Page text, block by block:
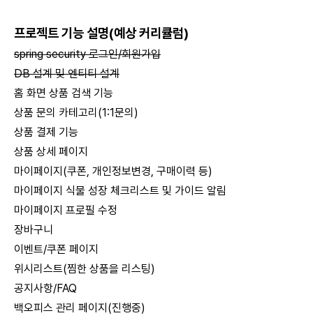
프로젝트 기능 설명(예상 커리큘럼)
spring security 로그인/회원가입
DB 설계 및 엔티티 설계
홈 화면 상품 검색 기능
상품 문의 카테고리(1:1문의)
상품 결제 기능
상품 상세 페이지
마이페이지(쿠폰, 개인정보변경, 구매이력 등)
마이페이지 식물 성장 체크리스트 및 가이드 알림
마이페이지 프로필 수정
장바구니
이벤트/쿠폰 페이지
위시리스트(찜한 상품을 리스팅)
공지사항/FAQ
백오피스 관리 페이지(진행중)